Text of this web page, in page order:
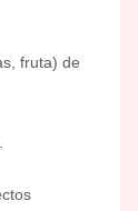
fruta) de